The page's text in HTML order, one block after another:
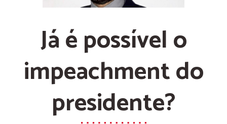
Já é possível o
impeachment do
presidente?